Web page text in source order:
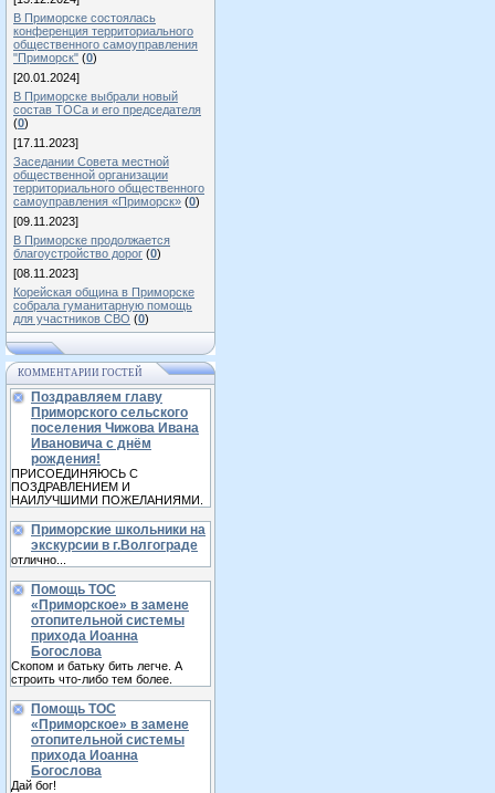
В Приморске состоялась
конференция территориального
общественного самоуправления
"Приморск" (0)
[20.01.2024]
В Приморске выбрали новый
состав ТОСа и его председателя
(0)
[17.11.2023]
Заседании Совета местной
общественной организации
территориального общественного
самоуправления «Приморск» (0)
[09.11.2023]
В Приморске продолжается
благоустройство дорог (0)
[08.11.2023]
Корейская община в Приморске
собрала гуманитарную помощь
для участников СВО (0)
КОММЕНТАРИИ ГОСТЕЙ
Поздравляем главу
Приморского сельского
поселения Чижова Ивана
Ивановича с днём
рождения!
ПРИСОЕДИНЯЮСЬ С
ПОЗДРАВЛЕНИЕМ И
НАИЛУЧШИМИ ПОЖЕЛАНИЯМИ.
Приморские школьники на
экскурсии в г.Волгограде
отлично...
Помощь ТОС
«Приморское» в замене
отопительной системы
прихода Иоанна
Богослова
Скопом и батьку бить легче. А
строить что-либо тем более.
Помощь ТОС
«Приморское» в замене
отопительной системы
прихода Иоанна
Богослова
Дай бог!